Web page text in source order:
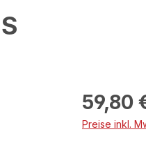
Regulärer
59,80
Preise inkl.